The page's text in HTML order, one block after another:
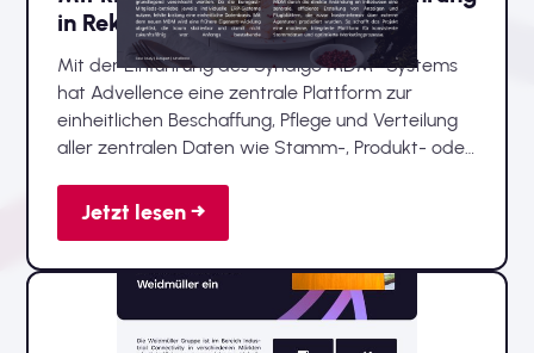
in Rekordzeit
Mit der Einführung des Syndigo MDM- Systems
hat Advellence eine zentrale Plattform zur
einheitlichen Beschaffung, Pflege und Verteilung
aller zentralen Daten wie Stamm-, Produkt- oder
geschaffen.
Jetzt lesen →